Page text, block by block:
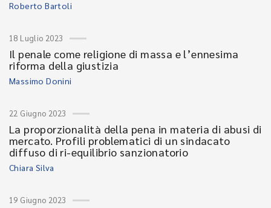
Roberto Bartoli
18 Luglio 2023
Il penale come religione di massa e l’ennesima
riforma della giustizia
Massimo Donini
22 Giugno 2023
La proporzionalità della pena in materia di abusi di
mercato. Profili problematici di un sindacato
diffuso di ri-equilibrio sanzionatorio
Chiara Silva
19 Giugno 2023